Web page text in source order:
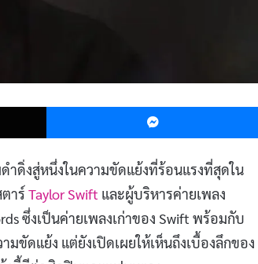
X
ำดิ่งสู่หนึ่งในความขัดแย้งที่ร้อนแรงที่สุดใน
าร์ Taylor Swift และผู้บริหารค่ายเพลง
ซึ่งเป็นค่ายเพลงเก่าของ Swift พร้อมกับ
มขัดแย้ง แต่ยังเปิดเผยให้เห็นถึงเบื้องลึกของ